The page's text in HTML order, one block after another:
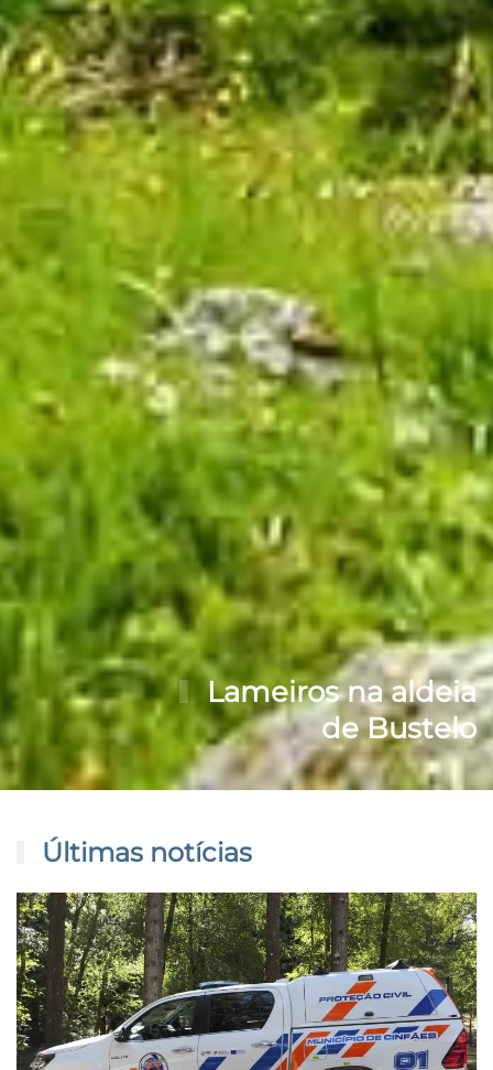
Lameiros na aldeia
de Bustelo
Últimas notícias